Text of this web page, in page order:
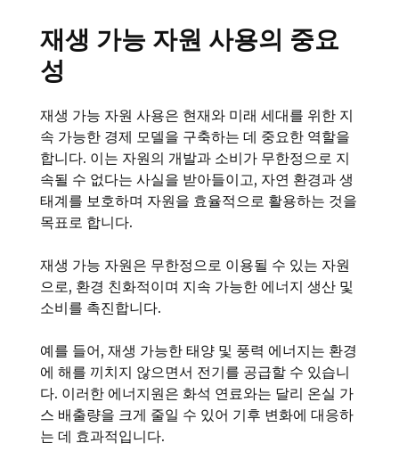
재생 가능 자원 사용의 중요
성
재생 가능 자원 사용은 현재와 미래 세대를 위한 지
속 가능한 경제 모델을 구축하는 데 중요한 역할을
합니다. 이는 자원의 개발과 소비가 무한정으로 지
속될 수 없다는 사실을 받아들이고, 자연 환경과 생
태계를 보호하며 자원을 효율적으로 활용하는 것을
목표로 합니다.
재생 가능 자원은 무한정으로 이용될 수 있는 자원
으로, 환경 친화적이며 지속 가능한 에너지 생산 및
소비를 촉진합니다.
예를 들어, 재생 가능한 태양 및 풍력 에너지는 환경
에 해를 끼치지 않으면서 전기를 공급할 수 있습니
다. 이러한 에너지원은 화석 연료와는 달리 온실 가
스 배출량을 크게 줄일 수 있어 기후 변화에 대응하
는 데 효과적입니다.